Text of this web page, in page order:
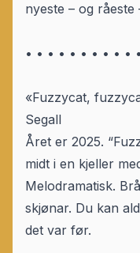
nyeste – og råeste
• • • • • • • • • •
«Fuzzycat,
Segall
Året er 2025.
midt i en kjeller
Melodramatisk.
skjønar. Du kan
det var før.